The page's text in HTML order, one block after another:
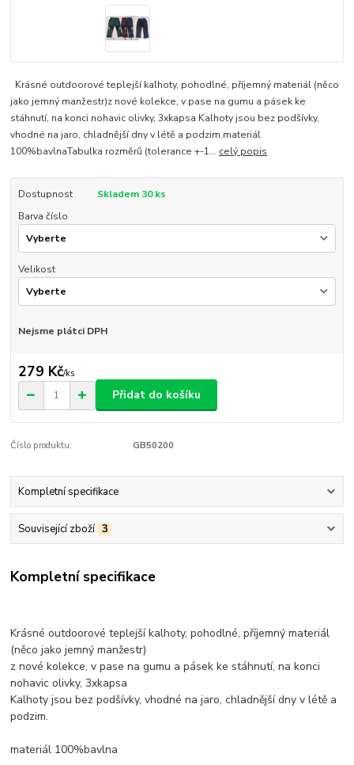
Krásné outdoorové teplejší kalhoty, pohodlné, příjemný materiál (něco
jako jemný manžestr)z nové kolekce, v pase na gumu a pásek ke
stáhnutí, na konci nohavic olivky, 3xkapsa Kalhoty jsou bez podšívky,
vhodné na jaro, chladnější dny v létě a podzim.materiál
100%bavlnaTabulka rozměrů (tolerance +-1... celý popis
Dostupnost
Skladem 30 ks
Barva číslo
Velikost
Nejsme plátci DPH
279 Kč/ks
Přidat do košíku
Číslo produktu: GB50200
Kompletní specifikace
Související zboží 3
Kompletní specifikace
Krásné outdoorové teplejší kalhoty, pohodlné, příjemný materiál
(něco jako jemný manžestr)
z nové kolekce, v pase na gumu a pásek ke stáhnutí, na konci
nohavic olivky, 3xkapsa
Kalhoty jsou bez podšívky, vhodné na jaro, chladnější dny v létě a
podzim.
materiál 100%bavlna